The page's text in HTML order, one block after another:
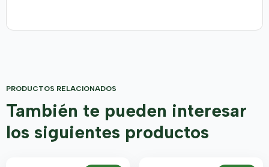
PRODUCTOS RELACIONADOS
También te pueden interesar
los siguientes productos